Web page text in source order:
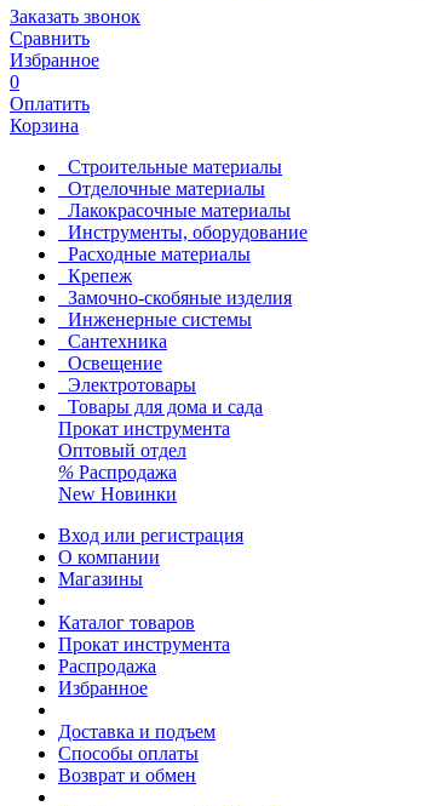
Заказать звонок
Сравнить
Избранное
0
Оплатить
Корзина
Строительные материалы
Отделочные материалы
Лакокрасочные материалы
Инструменты, оборудование
Расходные материалы
Крепеж
Замочно-скобяные изделия
Инженерные системы
Сантехника
Освещение
Электротовары
Товары для дома и сада
Прокат инструмента
Оптовый отдел
% Распродажа
New Новинки
Вход или регистрация
О компании
Магазины
Каталог товаров
Прокат инструмента
Распродажа
Избранное
Доставка и подъем
Способы оплаты
Возврат и обмен